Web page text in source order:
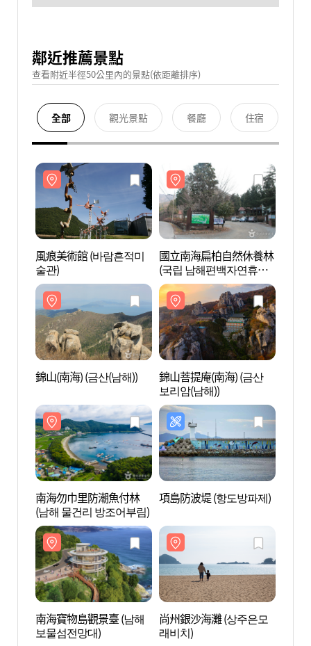
鄰近推薦景點
查看附近半徑50公里內的景點(依距離排序)
全部 觀光景點 餐廳 住宿
風痕美術館 (바람흔적미
술관)
國立南海扁柏自然休養林
(국립 남해편백자연휴양
림)
錦山(南海) (금산(남해))
錦山菩提庵(南海) (금산
보리암(남해))
南海勿巾里防潮魚付林
(남해 물건리 방조어부림)
項島防波堤 (항도방파제)
南海寶物島觀景臺 (남해
보물섬전망대)
尚州銀沙海灘 (상주은모
래비치)